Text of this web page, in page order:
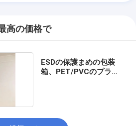
高の価格で
ESDの保護まめの包装
箱、PET/PVCのプラス